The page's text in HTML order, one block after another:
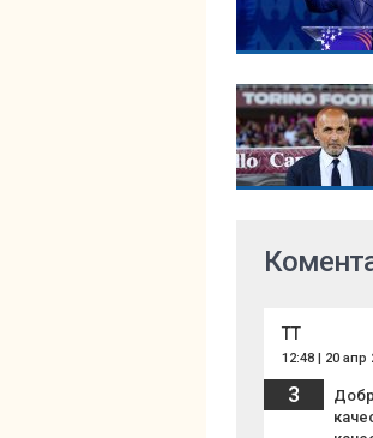
ТТ
12:48 | 20 апр
3